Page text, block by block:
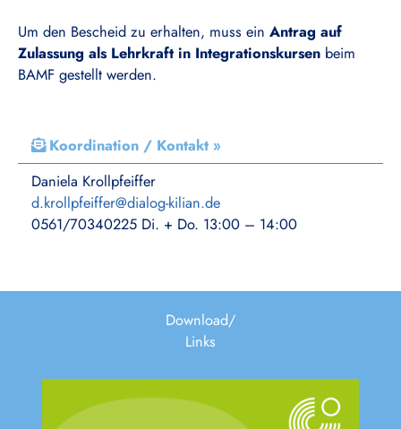
Um den Bescheid zu erhalten, muss ein Antrag auf
Zulassung als Lehrkraft in Integrationskursen beim
BAMF gestellt werden.
Koordination / Kontakt »
Daniela Krollpfeiffer
d.krollpfeiffer@dialog-kilian.de
0561/70340225 Di. + Do. 13:00 – 14:00
Download/
Links